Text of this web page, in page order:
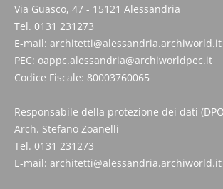
Via Guasco, 47 - 15121 Alessandria
Tel. 0131 231273
E-mail: architetti@alessandria.archiworld.it
PEC: oappc.alessandria@archiworldpec.it
Codice Fiscale: 80003760065
Responsabile della protezione dei dati
Arch. Stefano Zoanelli
Tel. 0131 231273
E-mail: architetti@alessandria.archiworld.it